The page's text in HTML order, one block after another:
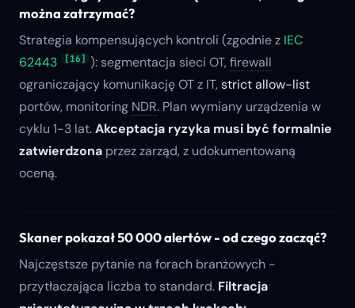
można zatrzymać?
Strategia kompensujących kontroli (zgodnie z IEC
62443
[16] ): segmentacja sieci OT,firewall
ograniczający komunikację OT z IT,strict allow-list
portów, monitoring NDR. Plan wymiany urządzenia w
cyklu 1-3 lat.Akceptacja ryzyka musi być formalnie
zatwierdzona przez zarząd, z udokumentowaną
oceną.
Skaner pokazał 50 000 alertów - od czego zacząć?
Najczęstsze pytanie na forach branżowych -
przytłaczająca liczba to standard. Filtracja